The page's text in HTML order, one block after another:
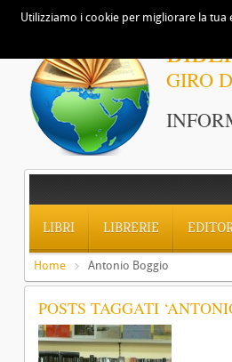
GIRO
LIBRI LIBRERIE
Home Antonio Boggio
POSTS TAGGATI
Utilizziamo i cookie per migliorare la